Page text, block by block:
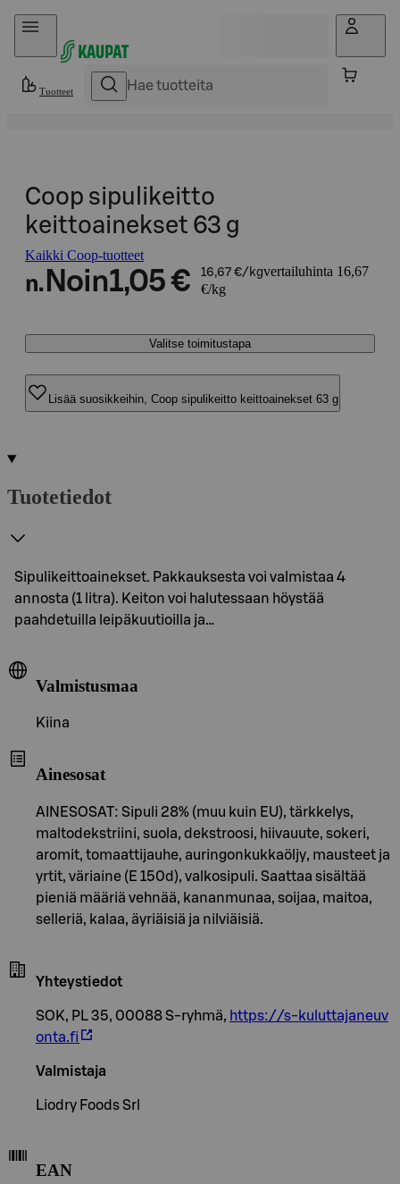
Hyppää sisältöön
Tuotteet
Coop sipulikeitto
keittoainekset 63 g
Kaikki Coop-tuotteet
n. Noin1,05 € 16,67 €/kgvertailuhinta 16,67
€/kg
Valitse toimitustapa
Lisää suosikkeihin, Coop sipulikeitto keittoainekset 63 g
Tuotetiedot
Sipulikeittoainekset. Pakkauksesta voi valmistaa 4
annosta (1 litra). Keiton voi halutessaan höystää
paahdetuilla leipäkuutioilla ja…
Valmistusmaa
Kiina
Ainesosat
AINESOSAT: Sipuli 28% (muu kuin EU), tärkkelys,
maltodekstriini, suola, dekstroosi, hiivauute, sokeri,
aromit, tomaattijauhe, auringonkukkaöljy, mausteet ja
yrtit, väriaine (E 150d), valkosipuli. Saattaa sisältää
pieniä määriä vehnää, kananmunaa, soijaa, maitoa,
selleriä, kalaa, äyriäisiä ja nilviäisiä.
Yhteystiedot
SOK, PL 35, 00088 S-ryhmä, https://s-kuluttajaneuv
onta.fi
Valmistaja
Liodry Foods Srl
EAN